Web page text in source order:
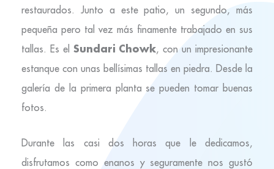
restaurados. Junto a este patio, un segundo, más
pequeña pero tal vez más finamente trabajado en sus
tallas. Es el Sundari Chowk, con un impresionante
estanque con unas bellísimas tallas en piedra. Desde la
galería de la primera planta se pueden tomar buenas
fotos.
Durante las casi dos horas que le dedicamos,
disfrutamos como enanos y seguramente nos gustó